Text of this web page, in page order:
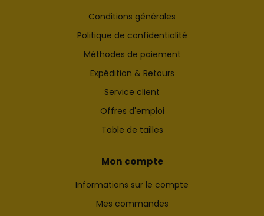
Conditions générales
Politique de confidentialité
Méthodes de paiement
Expédition & Retours
Service client
Offres d'emploi
Table de tailles
Mon compte
Informations sur le compte
Mes commandes